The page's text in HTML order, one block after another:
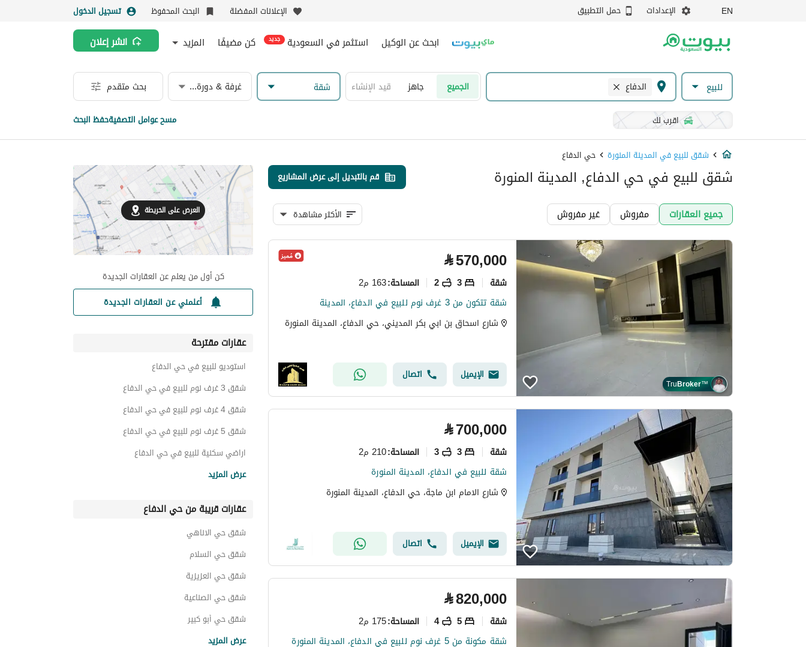
EN الإعدادات حمل التطبيق الإعلانات المفضلة البحث المحفوظ تسجيل الدخول
ابحث عن الوكيل استثمر في السعودية جديد كن مضيفًا المزيد انشر إعلان
للبيع الدفاع الجميع جاهز قيد الإنشاء شقة غرفة & دورة مياه بحث متقدم
اقرب لك مسح عوامل التصفيةحفظ البحث
شقق للبيع في المدينة المنورة حي الدفاع
شقق للبيع في حي الدفاع, المدينة المنورة قم بالتبديل إلى عرض المشاريع
جميع العقارات مفروش غير مفروش الأكثر مشاهدة
TruBroker™
⃁570,000
شقة 3
2 المساحة:163 م2
شقة تتكون من 3 غرف نوم للبيع في الدفاع، المدينة
شارع اسحاق بن ابي بكر المديني، حي الدفاع، المدينة المنورة
الإيميل اتصال
⃁700,000
شقة 3
3 المساحة:210 م2
شقة للبيع في الدفاع، المدينة المنورة
شارع الامام ابن ماجة، حي الدفاع، المدينة المنورة
الإيميل اتصال
⃁820,000
شقة 5
4 المساحة:175 م2
شقة مكونة من 5 غرف نوم للبيع في الدفاع، المدينة المنورة
العرض على الخريطة
كن أول من يعلم عن العقارات الجديدة
أعلمني عن العقارات الجديدة
عقارات مقترحة
استوديو للبيع في حي الدفاع
شقق 3 غرف نوم للبيع في حي الدفاع
شقق 4 غرف نوم للبيع في حي الدفاع
شقق 5 غرف نوم للبيع في حي الدفاع
اراضي سكنية للبيع في حي الدفاع
ادوار للبيع في حي الدفاع
استراحات للبيع في حي الدفاع
عقارات للبيع في حي الدفاع
عرض المزيد
عقارات قريبة من حي الدفاع
شقق حي الاناهي
شقق حي السلام
شقق حي العزيزية
شقق حي الصناعية
شقق حي أبو كبير
عرض المزيد